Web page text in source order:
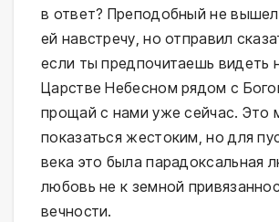
в ответ? Преподобный не
ей навстречу, но отправил
если ты предпочитаешь видеть
Царстве Небесном рядом с
прощай с нами уже сейчас. Это
показаться жестоким, но для
века это была парадоксальная
любовь не к земной
вечности.